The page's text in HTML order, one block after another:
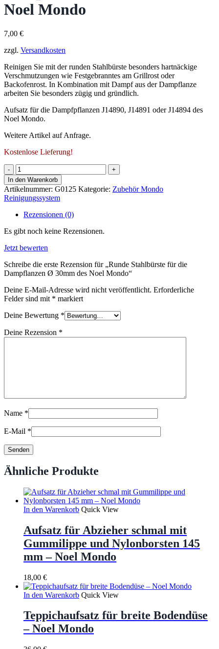
Noel Mondo
7,00 €
zzgl. Versandkosten
Reinigen Sie mit der runden Stahlbürste besonders hartnäckige
Verschmutzungen wie Festgebranntes am Grillrost oder
Backofenrost. In Kombination mit Dampf aus der Dampflanze
arbeiten Sie besonders zügig und gründlich.
Aufsatz für die Dampfpflanzen J14890, J14891 oder J14894 des
Noel Mondo.
Weitere Artikel auf Anfrage.
Kostenlose Lieferung!
Runde
Stahlbürste
für
die
Dampflanzen
Ø
30mm
des
Mondo
In den Warenkorb
Artikelnummer: G0125 Kategorie: Zubehör Mondo
Reinigungssystem
Rezensionen (0)
Es gibt noch keine Rezensionen.
Jetzt bewerten
Schreibe die erste Rezension für „Runde Stahlbürste für die
Dampflanzen Ø 30mm des Noel Mondo“
Deine E-Mail-Adresse wird nicht veröffentlicht. Erforderliche
Felder sind mit * markiert
Deine Bewertung *
Deine Rezension *
Name *
E-Mail *
Ähnliche Produkte
In den Warenkorb Quick View
Aufsatz für Abzieher schmal mit
Gummilippe und Nylonborsten 145
mm – Noel Mondo
18,00 €
In den Warenkorb Quick View
Teppichaufsatz für breite Bodendüse
– Noel Mondo